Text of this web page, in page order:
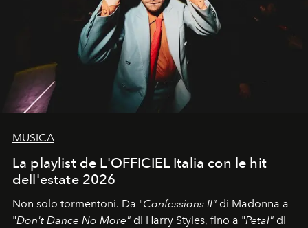
MUSICA
La playlist de L'OFFICIEL Italia con le hit
dell'estate 2026
Non solo tormentoni. Da "Confessions II" di Madonna a
"Don't Dance No More" di Harry Styles, fino a "Petal" di